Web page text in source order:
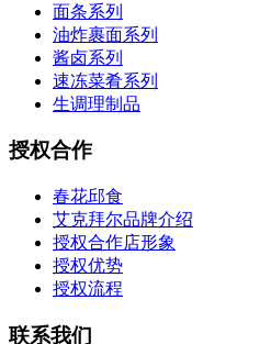
面条系列
油炸裹面系列
酱卤系列
速冻菜肴系列
生调理制品
授权合作
春花邱食
艾克拜尔品牌介绍
授权合作店形象
授权优势
授权流程
联系我们